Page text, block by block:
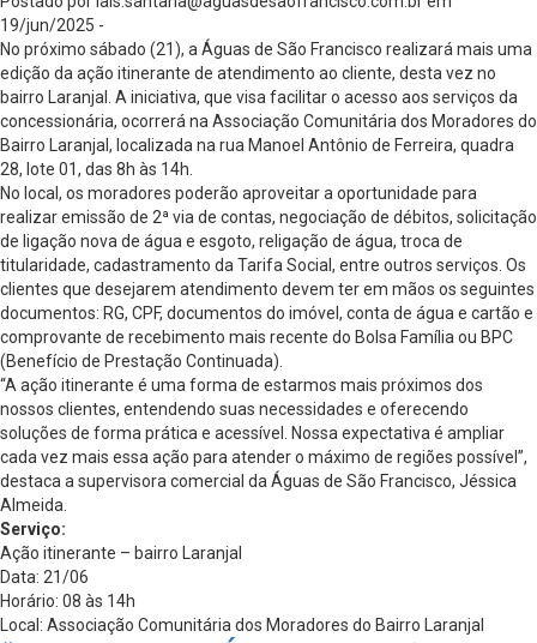
19/jun/2025 -
No próximo sábado (21), a Águas de São Francisco realizará mais uma
edição da ação itinerante de atendimento ao cliente, desta vez no
bairro Laranjal. A iniciativa, que visa facilitar o acesso aos serviços da
concessionária, ocorrerá na Associação Comunitária dos Moradores do
Bairro Laranjal, localizada na rua Manoel Antônio de Ferreira, quadra
28, lote 01, das 8h às 14h.
No local, os moradores poderão aproveitar a oportunidade para
realizar emissão de 2ª via de contas, negociação de débitos, solicitação
de ligação nova de água e esgoto, religação de água, troca de
titularidade, cadastramento da Tarifa Social, entre outros serviços. Os
clientes que desejarem atendimento devem ter em mãos os seguintes
documentos: RG, CPF, documentos do imóvel, conta de água e cartão e
comprovante de recebimento mais recente do Bolsa Família ou BPC
(Benefício de Prestação Continuada).
“A ação itinerante é uma forma de estarmos mais próximos dos
nossos clientes, entendendo suas necessidades e oferecendo
soluções de forma prática e acessível. Nossa expectativa é ampliar
cada vez mais essa ação para atender o máximo de regiões possível”,
destaca a supervisora comercial da Águas de São Francisco, Jéssica
Almeida.
Serviço:
Ação itinerante – bairro Laranjal
Data: 21/06
Horário: 08 às 14h
Local: Associação Comunitária dos Moradores do Bairro Laranjal